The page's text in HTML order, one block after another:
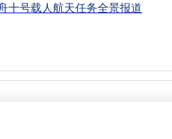
号载人航天任务全景报道